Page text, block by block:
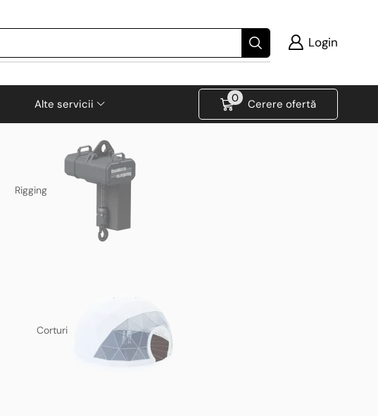
Login
Alte servicii 0 Cerere ofertă
Rigging
Corturi